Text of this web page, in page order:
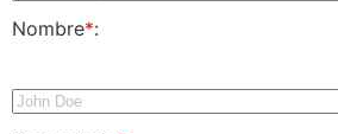
Nombre*: